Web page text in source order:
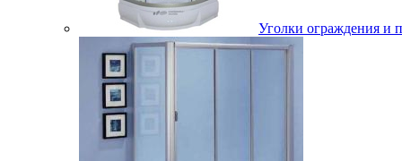
Уголки ограждения и